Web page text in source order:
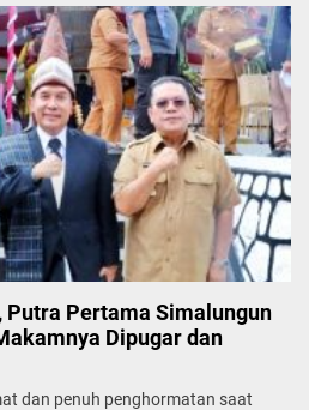
Putra Pertama Simalungun
Dipugar dan
dan penuh penghormatan saat